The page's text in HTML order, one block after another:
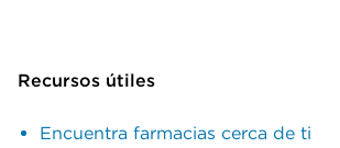
Recursos útiles
Encuentra farmacias cerca de ti